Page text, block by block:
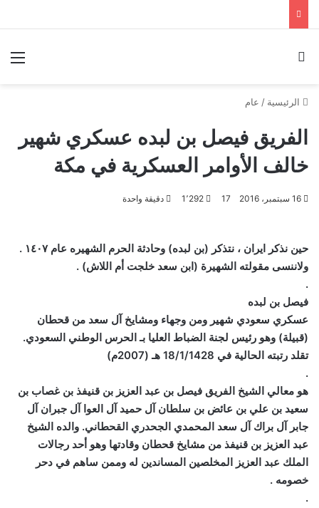
الرئيسية / عام
الفريق فيصل بن لبده عسكري شهير
خالف الأوامر العسكرية في مكة
16 سبتمبر، 2016 17 1٬292 دقيقة واحدة
حين نذكر ايران ، نتذكر (بن لبده) وحادثة الحرم الشهيره عام ١٤٠٧ .
ولاننسى مقولته الشهيرة (ابن سعد خلجت أم اللاش) .
.
فيصل بن لبده
عسكري سعودي شهير ومن وجهاء ومشايخ آل سعد من قحطان
(قبيلة) وهو رئيس لجنة الضباط العليا بـ الحرس الوطني السعودي.
تقلد رتبته الحالية في 18/1/1428 هـ (2007م)
.
هو معالي الشيخ الفريق فيصل بن عبد العزيز بن قنيفذ بن غصاب بن
سعيد بن علي بن عائض بن سلطان آل حميد آل العوا آل جبران آل
جابر آل براك آل سعد المحمدي الجحدري القحطاني. والده الشيخ
عبد العزيز بن قنيفذ من مشايخ قحطان وقادتها وهو أحد رجالات
الملك عبد العزيز المخلصين المساندين له وممن ساهم في دحر
خصومه .
.